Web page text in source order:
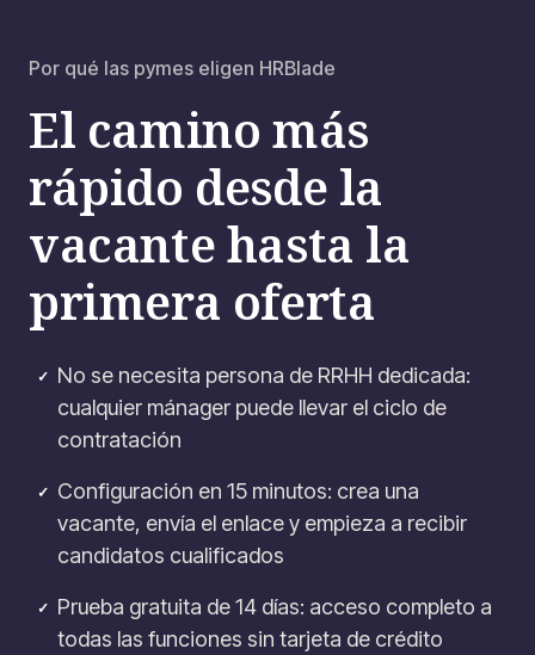
Por qué las pymes eligen HRBlade
El camino más
rápido desde la
vacante hasta la
primera oferta
✓ No se necesita persona de RRHH dedicada:
cualquier mánager puede llevar el ciclo de
contratación
✓ Configuración en 15 minutos: crea una
vacante, envía el enlace y empieza a recibir
candidatos cualificados
✓ Prueba gratuita de 14 días: acceso completo a
todas las funciones sin tarjeta de crédito